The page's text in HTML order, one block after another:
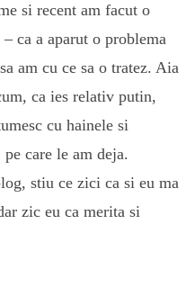
si recent am facut o
ca a aparut o problema
am cu ce sa o tratez. Aia
ca ies relativ putin,
cu hainele si
care le am deja.
stiu ce zici ca si eu ma
zic eu ca merita si